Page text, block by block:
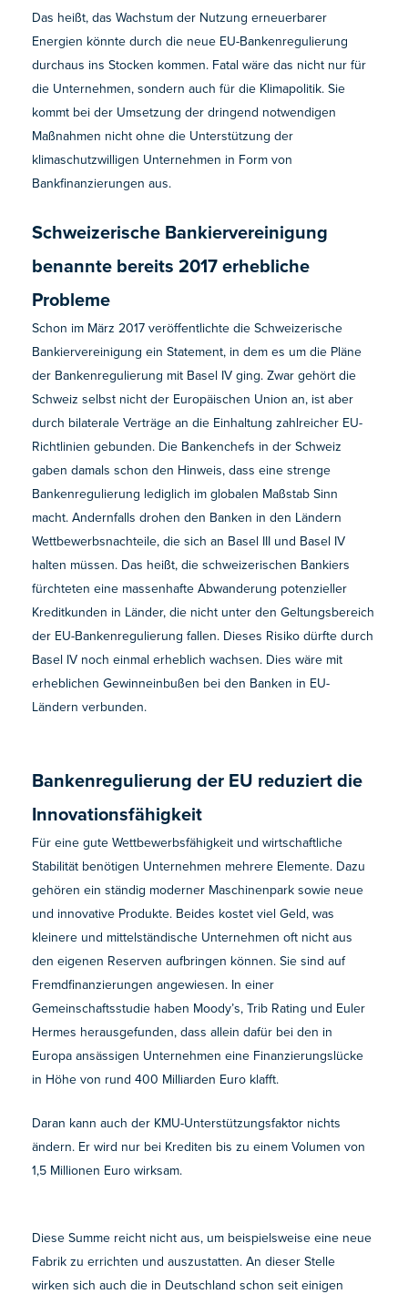
Das heißt, das Wachstum der Nutzung erneuerbarer
Energien könnte durch die neue EU-Bankenregulierung
durchaus ins Stocken kommen. Fatal wäre das nicht nur für
die Unternehmen, sondern auch für die Klimapolitik. Sie
kommt bei der Umsetzung der dringend notwendigen
Maßnahmen nicht ohne die Unterstützung der
klimaschutzwilligen Unternehmen in Form von
Bankfinanzierungen aus.
Schweizerische Bankiervereinigung
benannte bereits 2017 erhebliche
Probleme
Schon im März 2017 veröffentlichte die Schweizerische
Bankiervereinigung ein Statement, in dem es um die Pläne
der Bankenregulierung mit Basel IV ging. Zwar gehört die
Schweiz selbst nicht der Europäischen Union an, ist aber
durch bilaterale Verträge an die Einhaltung zahlreicher EU-
Richtlinien gebunden. Die Bankenchefs in der Schweiz
gaben damals schon den Hinweis, dass eine strenge
Bankenregulierung lediglich im globalen Maßstab Sinn
macht. Andernfalls drohen den Banken in den Ländern
Wettbewerbsnachteile, die sich an Basel III und Basel IV
halten müssen. Das heißt, die schweizerischen Bankiers
fürchteten eine massenhafte Abwanderung potenzieller
Kreditkunden in Länder, die nicht unter den Geltungsbereich
der EU-Bankenregulierung fallen. Dieses Risiko dürfte durch
Basel IV noch einmal erheblich wachsen. Dies wäre mit
erheblichen Gewinneinbußen bei den Banken in EU-
Ländern verbunden.
Bankenregulierung der EU reduziert die
Innovationsfähigkeit
Für eine gute Wettbewerbsfähigkeit und wirtschaftliche
Stabilität benötigen Unternehmen mehrere Elemente. Dazu
gehören ein ständig moderner Maschinenpark sowie neue
und innovative Produkte. Beides kostet viel Geld, was
kleinere und mittelständische Unternehmen oft nicht aus
den eigenen Reserven aufbringen können. Sie sind auf
Fremdfinanzierungen angewiesen. In einer
Gemeinschaftsstudie haben Moody’s, Trib Rating und Euler
Hermes herausgefunden, dass allein dafür bei den in
Europa ansässigen Unternehmen eine Finanzierungslücke
in Höhe von rund 400 Milliarden Euro klafft.
Daran kann auch der KMU-Unterstützungsfaktor nichts
ändern. Er wird nur bei Krediten bis zu einem Volumen von
1,5 Millionen Euro wirksam.
Diese Summe reicht nicht aus, um beispielsweise eine neue
Fabrik zu errichten und auszustatten. An dieser Stelle
wirken sich auch die in Deutschland schon seit einigen